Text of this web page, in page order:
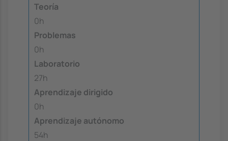
Teoría
0h
Problemas
0h
Laboratorio
27h
Aprendizaje dirigido
0h
Aprendizaje autónomo
54h